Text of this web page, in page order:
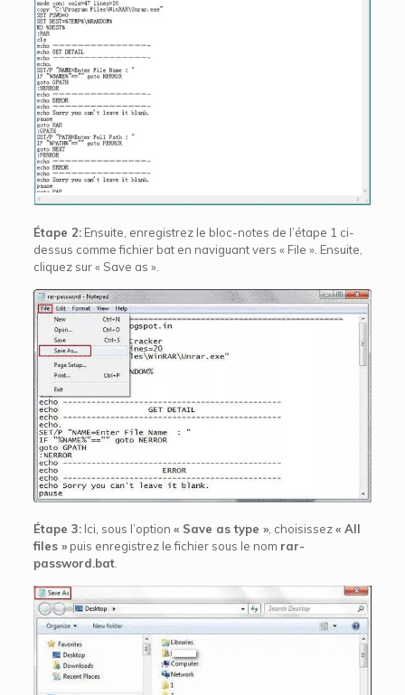
Étape 2:Ensuite, enregistrez le bloc-notes de l’étape 1 ci-
dessus comme fichier bat en naviguant vers « File ». Ensuite,
cliquez sur « Save as ».
Étape 3:Ici, sous l’option « Save as type », choisissez« All
files »puis enregistrez le fichier sous le nom rar-
password.bat.